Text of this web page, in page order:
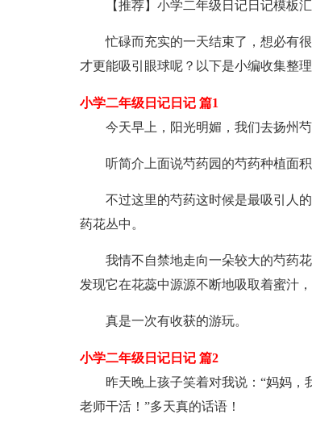
【推荐】小学二年级日记日记模板
忙碌而充实的一天结束了，想必有
才更能吸引眼球呢？以下是小编收集整
小学二年级日记日记 篇1
今天早上，阳光明媚，我们去扬州芍
听简介上面说芍药园的芍药种植面
不过这里的芍药这时候是最吸引人
药花丛中。
我情不自禁地走向一朵较大的芍药
发现它在花蕊中源源不断地吸取着蜜汁
真是一次有收获的游玩。
小学二年级日记日记 篇2
昨天晚上孩子笑着对我说：“妈妈
老师干活！”多天真的话语！